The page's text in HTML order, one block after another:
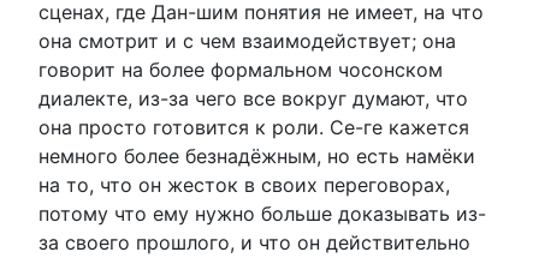
сценах, где Дан-шим понятия не имеет, на что
она смотрит и с чем взаимодействует; она
говорит на более формальном чосонском
диалекте, из-за чего все вокруг думают, что
она просто готовится к роли. Се-ге кажется
немного более безнадёжным, но есть намёки
на то, что он жесток в своих переговорах,
потому что ему нужно больше доказывать из-
за своего прошлого, и что он действительно